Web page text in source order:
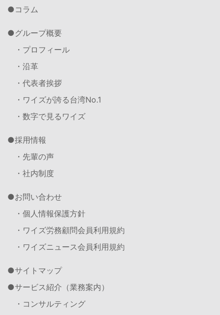
コラム
グループ概要
・プロフィール
・沿革
・代表者挨拶
・ワイズが誇る台湾No.1
・数字で見るワイズ
採用情報
・先輩の声
・社内制度
お問い合わせ
・個人情報保護方針
・ワイズ労務顧問会員利用規約
・ワイズニュース会員利用規約
サイトマップ
サービス紹介（業務案内）
・コンサルティング